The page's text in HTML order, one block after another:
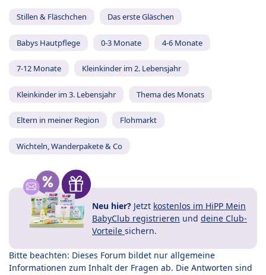
Stillen & Fläschchen Das erste Gläschen
Babys Hautpflege 0-3 Monate 4-6 Monate
7-12 Monate Kleinkinder im 2. Lebensjahr
Kleinkinder im 3. Lebensjahr Thema des Monats
Eltern in meiner Region Flohmarkt
Wichteln, Wanderpakete & Co
Neu hier? Jetzt kostenlos im HiPP Mein
BabyClub registrieren und deine Club-
Vorteile sichern.
Bitte beachten: Dieses Forum bildet nur allgemeine
Informationen zum Inhalt der Fragen ab. Die Antworten sind